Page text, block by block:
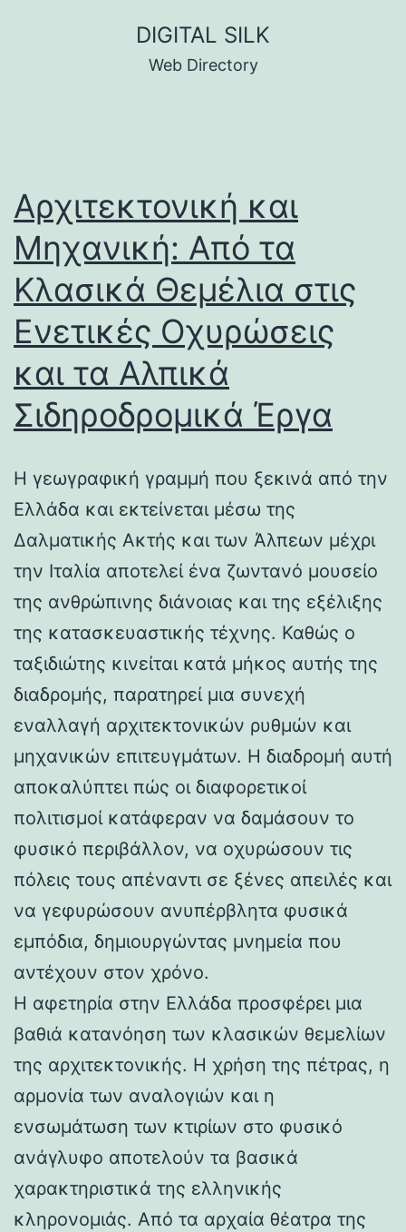
DIGITAL SILK
Web Directory
Αρχιτεκτονική και
Μηχανική: Από τα
Κλασικά Θεμέλια στις
Ενετικές Οχυρώσεις
και τα Αλπικά
Σιδηροδρομικά Έργα
Η γεωγραφική γραμμή που ξεκινά από την
Ελλάδα και εκτείνεται μέσω της
Δαλματικής Ακτής και των Άλπεων μέχρι
την Ιταλία αποτελεί ένα ζωντανό μουσείο
της ανθρώπινης διάνοιας και της εξέλιξης
της κατασκευαστικής τέχνης. Καθώς ο
ταξιδιώτης κινείται κατά μήκος αυτής της
διαδρομής, παρατηρεί μια συνεχή
εναλλαγή αρχιτεκτονικών ρυθμών και
μηχανικών επιτευγμάτων. Η διαδρομή αυτή
αποκαλύπτει πώς οι διαφορετικοί
πολιτισμοί κατάφεραν να δαμάσουν το
φυσικό περιβάλλον, να οχυρώσουν τις
πόλεις τους απέναντι σε ξένες απειλές και
να γεφυρώσουν ανυπέρβλητα φυσικά
εμπόδια, δημιουργώντας μνημεία που
αντέχουν στον χρόνο.
Η αφετηρία στην Ελλάδα προσφέρει μια
βαθιά κατανόηση των κλασικών θεμελίων
της αρχιτεκτονικής. Η χρήση της πέτρας, η
αρμονία των αναλογιών και η
ενσωμάτωση των κτιρίων στο φυσικό
ανάγλυφο αποτελούν τα βασικά
χαρακτηριστικά της ελληνικής
κληρονομιάς. Από τα αρχαία θέατρα της